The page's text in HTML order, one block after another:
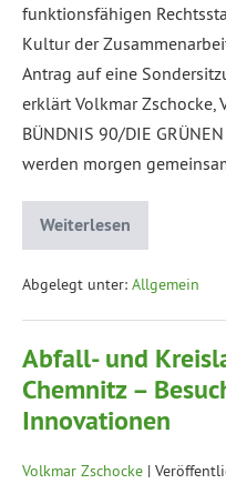
funktionsfähigen
Kultur der
Antrag auf eine
erklärt Volkmar Zschocke,
BÜNDNIS 90/DIE
werden morgen
Weiterlesen
Abgelegt unter: Allgemein
Abfall- und
Chemnitz –
Innovationen
Volkmar Zschocke |